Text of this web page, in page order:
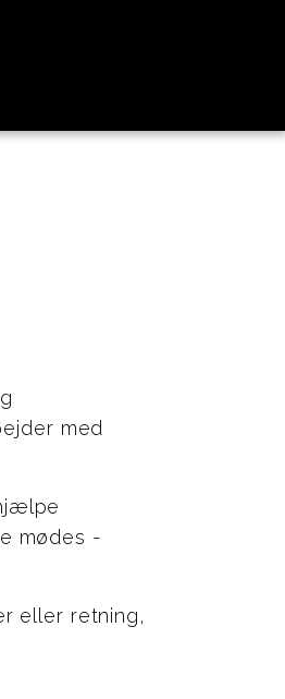
med
mødes -
eller retning,